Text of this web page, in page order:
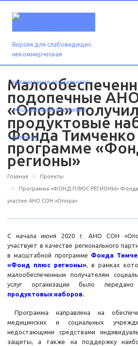
Версия для слабовидящих
подопечные
«Опора»
продуктовые
Фонда Тимченко
программе
регионы»
Главная Проекты
Программа «ФОНД ПЛЮС РЕГИОНЫ» Фонда
участие АНО СОН «Опора»
С начала июня 2020 г. АНО СОН
участвует в качестве регионального
в масштабной программе Фонда
«Фонд плюс регионы», в рамках
малообеспеченным получателям
услуг организации было
продуктовых наборов.
Программа направлена на
медицинских и социальных
недостающими средствами
защиты, а также на поддержку